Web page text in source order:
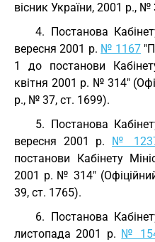
вісник України, 2001 р., №
4. Постанова
вересня 2001 р. № 1167
1 до постанови
квітня 2001 р. № 314"
р., № 37, ст. 1699).
5. Постанова
вересня 2001 р. №
постанови Кабінету
2001 р. № 314"
39, ст. 1765).
6. Постанова
листопада 2001 р. №